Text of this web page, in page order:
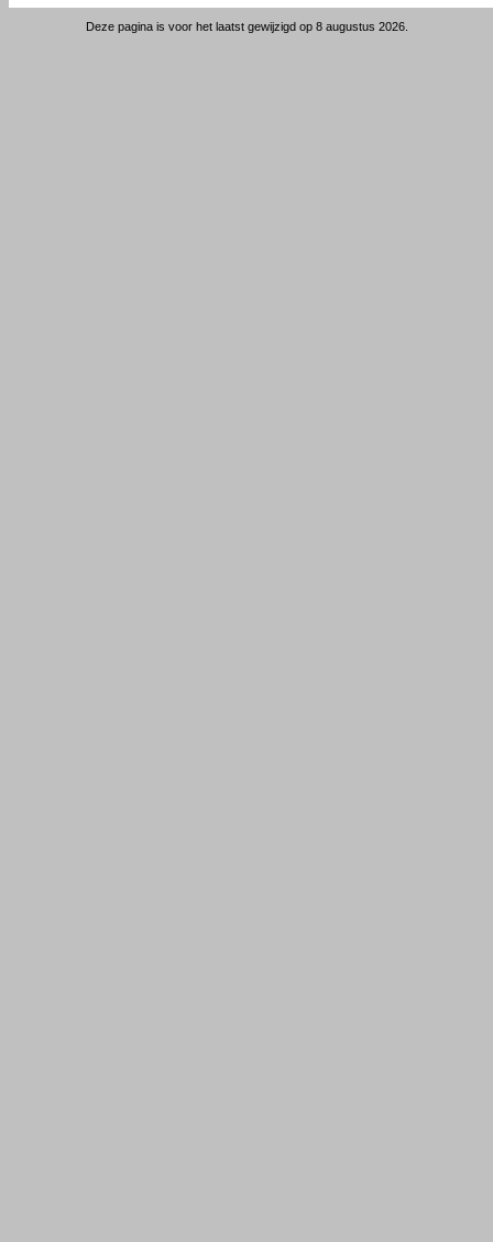
Deze pagina is voor het laatst gewijzigd op 8 augustus 2026.